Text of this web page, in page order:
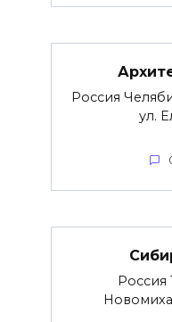
Россия
ул.
Россия